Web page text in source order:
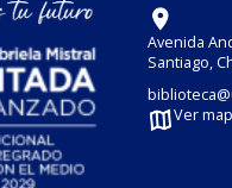
Avenida
Santiago,
Ver